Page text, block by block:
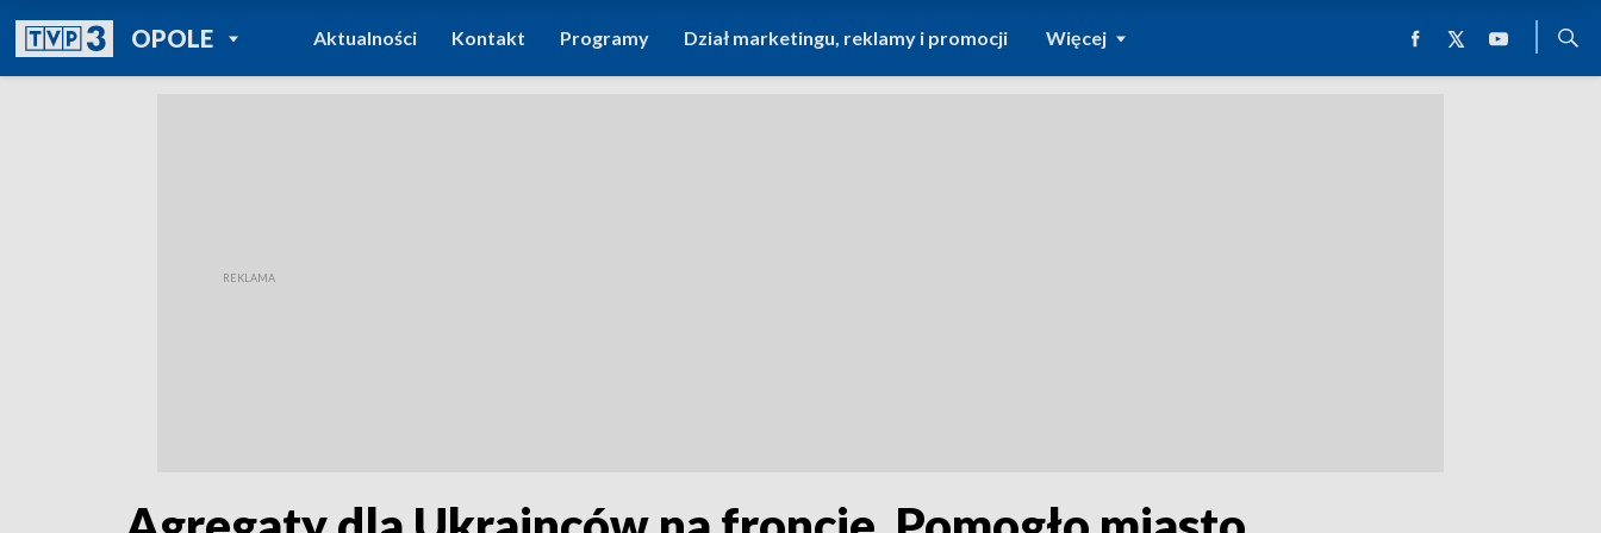
OPOLEPOWRÓT DO
TVP REGIONY
Aktualności Kontakt Programy Dział marketingu, reklamy i promocji Więcej